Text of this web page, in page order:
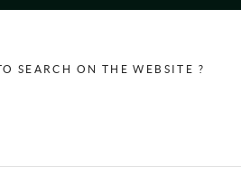
SEARCH ON THE WEBSITE ?